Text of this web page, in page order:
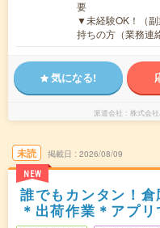
要
▼未経験OK！（
持ちの方（業務連
気になる!
派遣会社 株式会
未読
NEW
掲載日 2026/08/09
誰でもカンタン！
＊出荷作業＊アプ